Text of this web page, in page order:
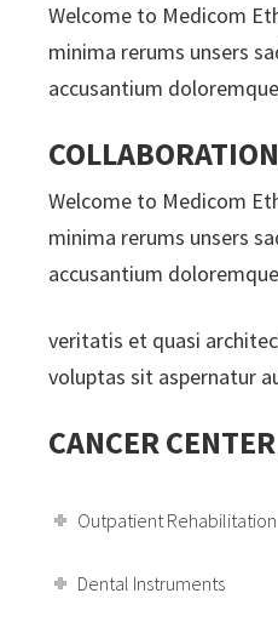
Welcome to Medicom
minima rerums unsers
accusantium
Welcome to Medicom
minima rerums unsers
accusantium
veritatis et quasi
voluptas sit aspernatur
CANCER
Outpatient Rehabilitation
Dental Instruments